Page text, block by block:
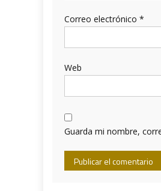
Correo electrónico *
Web
Guarda mi nombre,